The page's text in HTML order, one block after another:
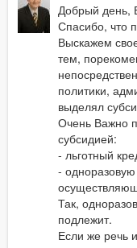
Добрый день,
Спасибо, что
Выскажем
тем,
политики,
выделял
Очень Важно
субсидией:
- льготный
-
Так,
подлежит.
Если же речь